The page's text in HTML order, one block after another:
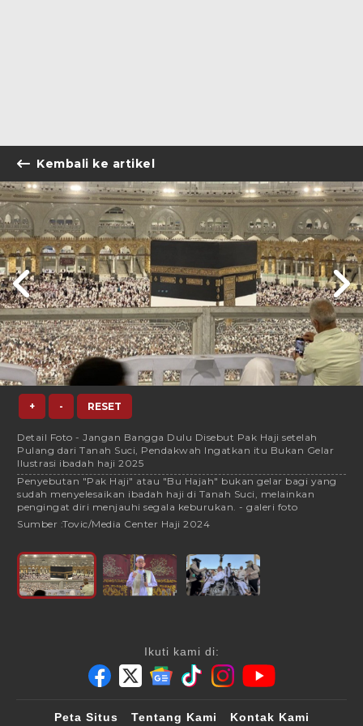
Kembali ke artikel
+ - RESET
Detail Foto - Jangan Bangga Dulu Disebut Pak Haji setelah
Pulang dari Tanah Suci, Pendakwah Ingatkan itu Bukan Gelar
Ilustrasi ibadah haji 2025
Penyebutan "Pak Haji" atau "Bu Hajah" bukan gelar bagi yang
sudah menyelesaikan ibadah haji di Tanah Suci, melainkan
pengingat diri menjauhi segala keburukan. - galeri foto
Sumber :Tovic/Media Center Haji 2024
Ikuti kami di:
Peta Situs Tentang Kami Kontak Kami